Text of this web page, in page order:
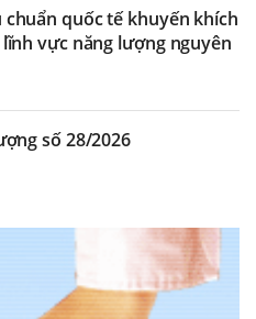
chuẩn quốc tế khuyến khích
vực năng lượng nguyên
số 28/2026